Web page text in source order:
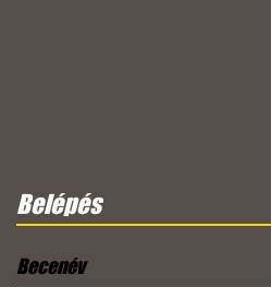
Belépés
Becenév